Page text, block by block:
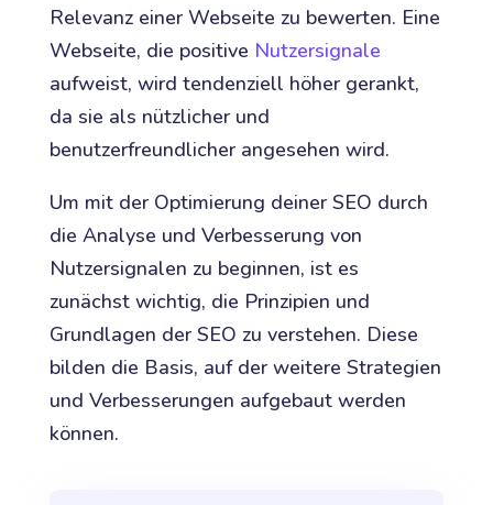
Relevanz einer Webseite zu bewerten. Eine
Webseite, die positive Nutzersignale
aufweist, wird tendenziell höher gerankt,
da sie als nützlicher und
benutzerfreundlicher angesehen wird.
Um mit der Optimierung deiner SEO durch
die Analyse und Verbesserung von
Nutzersignalen zu beginnen, ist es
zunächst wichtig, die Prinzipien und
Grundlagen der SEO zu verstehen. Diese
bilden die Basis, auf der weitere Strategien
und Verbesserungen aufgebaut werden
können.